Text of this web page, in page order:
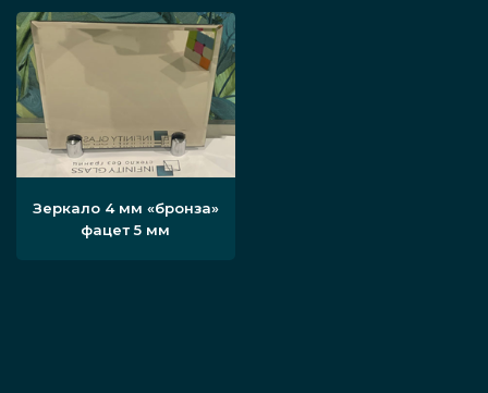
Зеркало 4 мм «бронза»
фацет 5 мм